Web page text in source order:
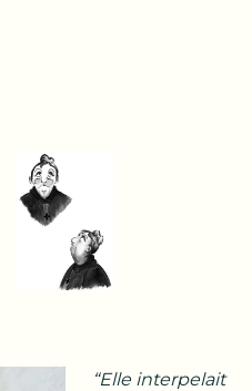
“Elle interpelait